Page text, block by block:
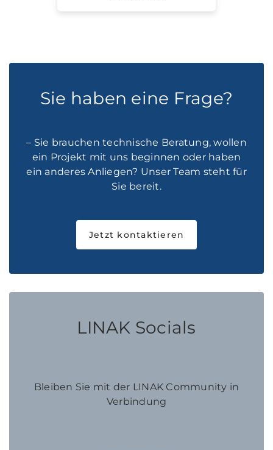
Sie haben eine Frage?
– Sie brauchen technische Beratung, wollen
ein Projekt mit uns beginnen oder haben
ein anderes Anliegen? Unser Team steht für
Sie bereit.
Jetzt kontaktieren
LINAK Socials
Bleiben Sie mit der LINAK Community in
Verbindung